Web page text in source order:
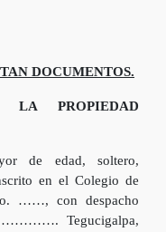
DOCUMENTOS.
LA PROPIEDAD
edad, soltero,
en el Colegio de
……, con despacho
Tegucigalpa,